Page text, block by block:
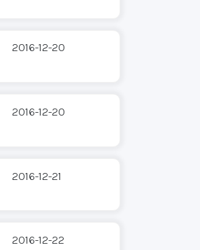
2016-12-20
2016-12-20
2016-12-21
2016-12-22